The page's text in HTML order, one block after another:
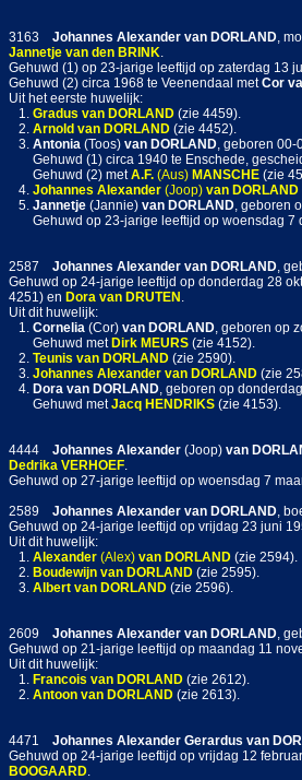
3163 Johannes Alexander van DORLAND,
Jannetje van den BRINK.
Gehuwd (1) op 23-jarige leeftijd op zaterdag 13
Gehuwd (2) circa 1968 te Veenendaal metCor
Uit het eerste huwelijk:
1. Gradus van DORLAND (zie 4459).
2. Arnold van DORLAND (zie 4452).
3. Antonia (Toos) van DORLAND, geboren 00-
Gehuwd (1) circa 1940 te Enschede,
Gehuwd (2) metA.F. (Aus) MANSCHE (zie
4. Johannes Alexander (Joop) van DORLAND
5. Jannetje (Jannie) van DORLAND, geboren
Gehuwd op 23-jarige leeftijd op woensdag 7
2587 Johannes Alexander van DORLAND,
Gehuwd op 24-jarige leeftijd op donderdag 28
4251) en Dora van DRUTEN .
Uit dit huwelijk:
1. Cornelia (Cor) van DORLAND, geboren op
Gehuwd met Dirk MEURS (zie 4152).
2. Teunis van DORLAND (zie 2590).
3. Johannes Alexander van DORLAND (zie
4. Dora van DORLAND, geboren op
Gehuwd metJacq HENDRIKS (zie 4153).
4444 Johannes Alexander (Joop) van
Dedrika VERHOEF.
Gehuwd op 27-jarige leeftijd op woensdag 7
2589 Johannes Alexander van DORLAND,
Gehuwd op 24-jarige leeftijd op vrijdag 23 juni
Uit dit huwelijk:
1. Alexander (Alex) van DORLAND (zie 2594).
2. Boudewijn van DORLAND (zie 2595).
3. Albert van DORLAND (zie 2596).
2609 Johannes Alexander van DORLAND,
Gehuwd op 21-jarige leeftijd op maandag 11
Uit dit huwelijk:
1. Francois van DORLAND (zie 2612).
2. Antoon van DORLAND (zie 2613).
4471 Johannes Alexander Gerardus van
Gehuwd op 24-jarige leeftijd op vrijdag 12
BOOGAARD.